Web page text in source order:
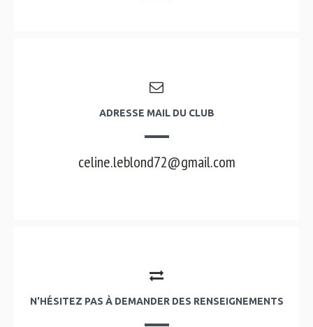
ADRESSE MAIL DU CLUB
celine.leblond72@gmail.com
N'HÉSITEZ PAS À DEMANDER DES RENSEIGNEMENTS